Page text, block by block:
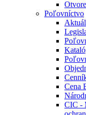
Poľovníctvo
Cena
CIC -